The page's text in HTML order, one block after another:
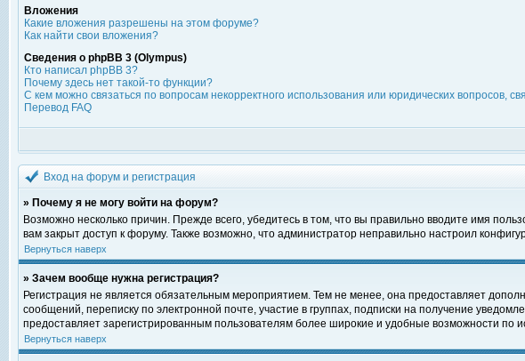
Вложения
Какие вложения разрешены на этом форуме?
Как найти свои вложения?
Сведения о phpBB 3 (Olympus)
Кто написал phpBB 3?
Почему здесь нет такой-то функции?
С кем можно связаться по вопросам некорректного использования или юридических вопросов,
Перевод FAQ
Вход на форум и регистрация
» Почему я не могу войти на форум?
Возможно несколько причин. Прежде всего, убедитесь в том, что вы правильно вводите имя
вам закрыт доступ к форуму. Также возможно, что администратор неправильно настроил
Вернуться наверх
» Зачем вообще нужна регистрация?
Регистрация не является обязательным мероприятием. Тем не менее, она предоставляет
сообщений, переписку по электронной почте, участие в группах, подписки на получение
предоставляет зарегистрированным пользователям более широкие и удобные возможности
Вернуться наверх